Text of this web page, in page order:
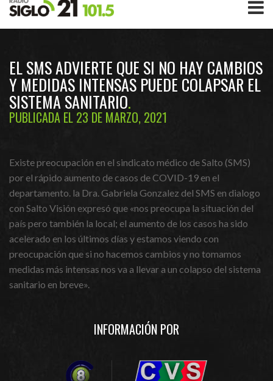
EL SMS ADVIERTE QUE SI NO HAY CAMBIOS
Y MEDIDAS INTENSAS PUEDE COLAPSAR EL
SISTEMA SANITARIO
PUBLICADA EL 23 DE MARZO, 2021
Existe preocupación en el sindicato médico de Salto (SMS)
por el rápido aumento de casos de COVID-19 en el
departamento. la Dra. Gabriela Gonzalez del SMS en dialogo
con Salto Visión expresó que «nos preocupa la situación del
país pero también la local; el aumento de los casos ha sido
acelerado en los últimos días y estamos viendo con
preocupación que si no hacemos cambios y no tomamos
medidas más intensas nos va a llevar a un colapso del sistema
sanitario en breve».
INFORMACIÓN POR